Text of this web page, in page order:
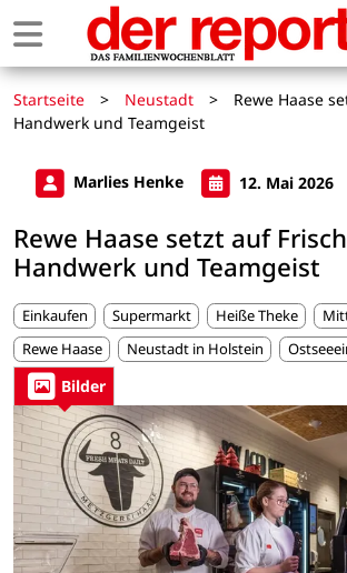
Startseite > Neustadt >
Rewe Haase
Handwerk und Teamgeist
Marlies Henke 12. Mai 2026
Rewe Haase setzt auf
Handwerk und Teamgeist
Einkaufen Supermarkt Heiße Theke
Rewe Haase
Neustadt in Holstein
Bilder